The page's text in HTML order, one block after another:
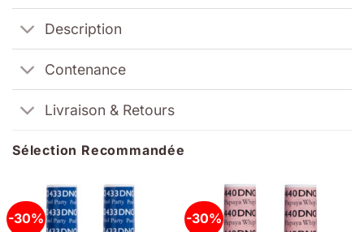
Description
Contenance
Livraison & Retours
Sélection Recommandée
-30% -30%